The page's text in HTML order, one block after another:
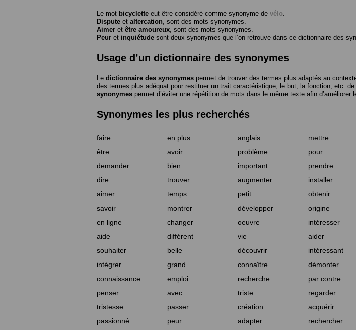
Le mot bicyclette eut être considéré comme synonyme de vélo
Dispute et altercation , sont des mots synonymes.
Aimer et être amoureux , sont des mots synonymes.
Peur et inquiétude sont deux synonymes que l’on retrouve dans ce dictionnaire des
Usage d’un dictionnaire des synonymes
Le dictionnaire des synonymes permet de trouver des termes plus adaptés au
des termes plus adéquat pour restituer un trait caractéristique, le but, la fonction, etc.
synonymes permet d’éviter une répétition de mots dans le même texte afin d’améliorer
Synonymes les plus recherchés
faire en plus anglais mettre
être
avoir problème pour
demander
bien important prendre
dire
trouver augmenter installer
aimer
temps petit obtenir
savoir
montrer développer origine
en ligne
changer oeuvre intéresser
aide
différent vie aider
souhaiter
belle découvrir intéressant
intégrer
grand connaître démonter
connaissance
emploi recherche par contre
penser
avec triste regarder
tristesse
passer création acquérir
passionné
peur adapter rechercher